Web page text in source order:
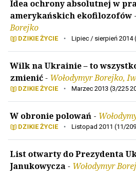
Idea ochrony absolutnej w
amerykańskich ekofilozofów -
Borejko
DZIKIE ŻYCIE • Lipiec / sierpień 2014
Wilk na Ukrainie – to
zmienić - Wołodymyr Borejko,
DZIKIE ŻYCIE • Marzec 2013 (3/225
W obronie polowań -
DZIKIE ŻYCIE • Listopad 2011 (11/
List otwarty do Prezydenta
Janukowycza - Wołodymyr